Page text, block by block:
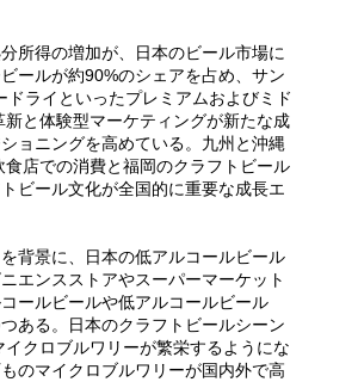
所得の増加が、日本のビール市場に
ールが約90%のシェアを占め、サン
ライといったプレミアムおよびミド
と体験型マーケティングが新たな成
ョニングを高めている。九州と沖縄
店での消費と福岡のクラフトビール
ビール文化が全国的に重要な成長エ
背景に、日本の低アルコールビール
エンスストアやスーパーマーケット
ールビールや低アルコールビール
ある。日本のクラフトビールシーン
クロブルワリーが繁栄するようにな
のマイクロブルワリーが国内外で高